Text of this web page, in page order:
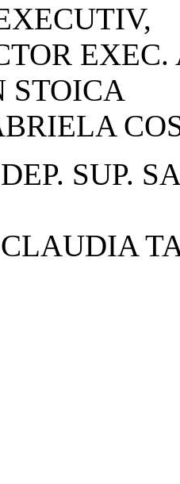
EXEC.